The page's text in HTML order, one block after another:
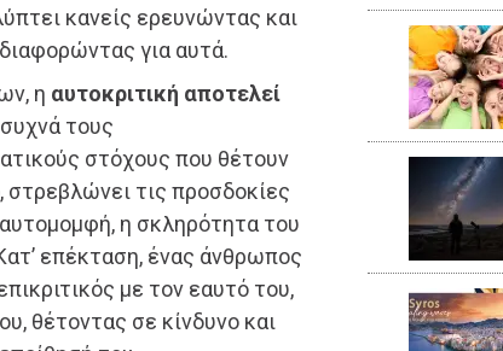
κανείς ερευνώντας και
για αυτά.
η αυτοκριτική αποτελεί
τους
στόχους που θέτουν
στρεβλώνει τις προσδοκίες
η σκληρότητα του
επέκταση, ένας άνθρωπος
με τον εαυτό του,
θέτοντας σε κίνδυνο και